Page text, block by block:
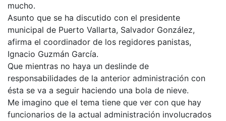
mucho.
Asunto que se ha discutido con el presidente
municipal de Puerto Vallarta, Salvador González,
afirma el coordinador de los regidores panistas,
Ignacio Guzmán García.
Que mientras no haya un deslinde de
responsabilidades de la anterior administración con
ésta se va a seguir haciendo una bola de nieve.
Me imagino que el tema tiene que ver con que hay
funcionarios de la actual administración involucrados